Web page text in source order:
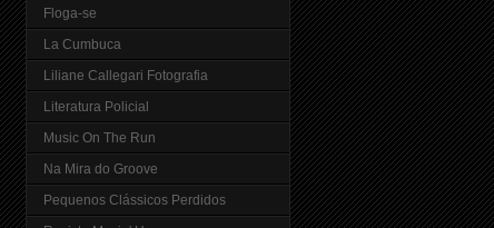
Floga-se
La Cumbuca
Liliane Callegari Fotografia
Literatura Policial
Music On The Run
Na Mira do Groove
Pequenos Clássicos Perdidos